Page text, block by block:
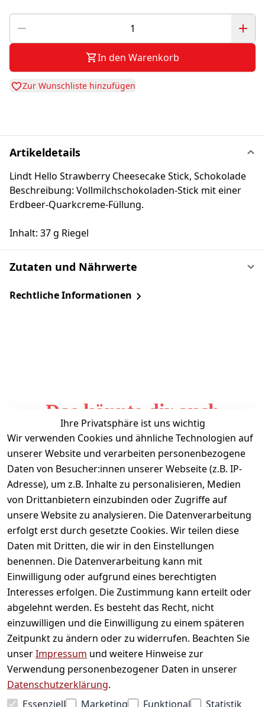
In den Warenkorb
Zur Wunschliste hinzufügen
Artikeldetails
Lindt Hello Strawberry Cheesecake Stick, Schokolade
Beschreibung: Vollmilchschokoladen-Stick mit einer
Erdbeer-Quarkcreme-Füllung.
Inhalt: 37 g Riegel
Zutaten und Nährwerte
Rechtliche Informationen
Das könnte dir auch
gefallen
Ihre Privatsphäre ist uns wichtig
Wir verwenden Cookies und ähnliche Technologien auf
unserer Website und verarbeiten personenbezogene
Daten von Besucher:innen unserer Webseite (z.B. IP-
Adresse), um z.B. Inhalte zu personalisieren, Medien
von Drittanbietern einzubinden oder Zugriffe auf
unsere Website zu analysieren. Die Datenverarbeitung
erfolgt erst durch gesetzte Cookies. Wir teilen diese
Daten mit Dritten, die wir in den Einstellungen
benennen. Die Datenverarbeitung kann mit
Einwilligung oder aufgrund eines berechtigten
Interesses erfolgen. Die Zustimmung kann erteilt oder
abgelehnt werden. Es besteht das Recht, nicht
einzuwilligen und die Einwilligung zu einem späteren
Zeitpunkt zu ändern oder zu widerrufen. Beachten Sie
unserImpressum und weitere Hinweise zur
Verwendung personenbezogener Daten in unserer
Datenschutzerklärung.
Essenziell
Marketing Funktional Statistik
Informationen
Mein Konto
Vertrag widerrufen
Unternehmen
Zahlarten